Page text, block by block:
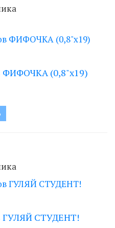
ФИФОЧКА (0,8"х19)
ГУЛЯЙ СТУДЕНТ!